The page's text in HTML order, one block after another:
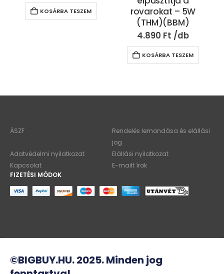
KOSÁRBA TESZEM
rovarokat – 5W
(THM)(BBM)
4.890 Ft
KOSÁRBA TESZEM
ÁSZF
Rendelés lemondása és elállási
jog
Adatvédelmi nyilatkozat
Elállási nyilatkozat
Kapcsolat
E-mailt írok
FIZETÉSI MÓDOK
©BIGBUY.HU. 2025. Minden jog